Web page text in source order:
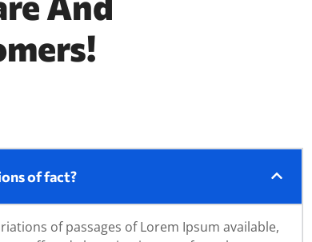
of fact?
of passages of Lorem Ipsum available,